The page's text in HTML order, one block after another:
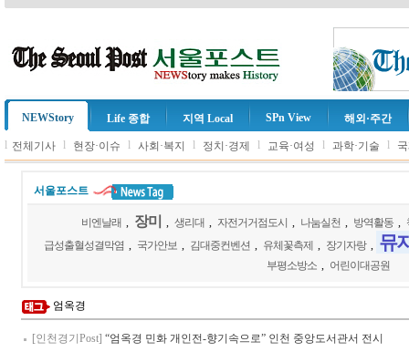
NEWStory Life 종합 지역 Local SPn View 해외·주간
l 전체기사 l 현장·이슈 l 사회·복지 l 정치·경제 l 교육·여성 l 과학·기술 l
서울포스트
비엔날래 장미 생리대 자전거거점도시 나눔실천 방역활동
급성출혈성결막염
국가안보 김대중컨벤션 유체꽃측제 장기자랑 뮤
부평소방소 어린이대공원
엄옥경
[인천경기Post] “엄옥경 민화 개인전-향기속으로” 인천 중앙도서관서 전시